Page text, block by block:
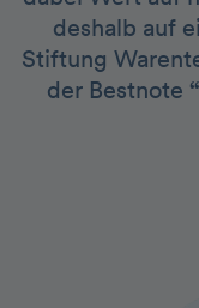
deshalb auf
Stiftung
der Bestnote